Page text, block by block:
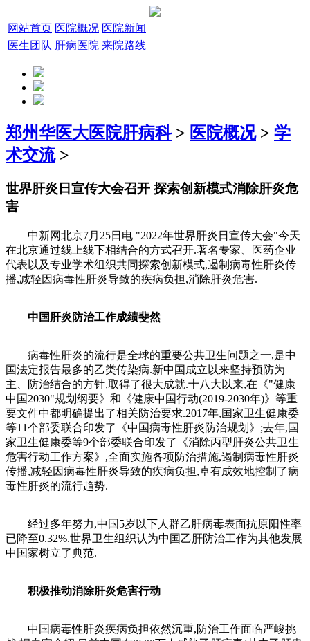
网站首页 医院概况 医院新闻
医生团队 肝病医院 来院路线
郑州华医大医院肝病科> 医院概况> 学
术交流>
世界肝炎日宣传大会召开 探索创新模式消除肝炎危
害
中新网北京7月25日电 "2022年世界肝炎日宣传大会"今天
在北京通过线上线下相结合的方式召开.著名专家、医药企业
代表以及专业学术组织共同探索创新模式,遏制病毒性肝炎传
播,减轻因病毒性肝炎导致的疾病负担,消除肝炎危害.
中国肝炎防治工作成绩斐然
病毒性肝炎的流行是全球的重要公共卫生问题之一,是中
国法定报告最多的乙类传染病.新中国成立以来坚持预防为
主、防治结合的方针,取得了很大成就.十八大以来,在《"健康
中国2030"规划纲要》和《健康中国行动(2019-2030年)》等重
要文件中都明确提出了相关防治要求.2017年,国家卫生健康委
等11个部委联合印发了《中国病毒性肝炎防治规划》;去年,国
家卫生健康委等9个部委联合印发了《消除丙型肝炎公共卫生
危害行动工作方案》,全面实施各项防治措施,遏制病毒性肝炎
传播,减轻因病毒性肝炎导致的疾病负担,卓有成效地控制了病
毒性肝炎的流行趋势.
经过多年努力,中国5岁以下人群乙肝病毒表面抗原阳性率
已降至0.32%.世界卫生组织认为中国乙肝防治工作为其他发展
中国家树立了典范.
积极推动消除肝炎危害行动
中国病毒性肝炎疾病负担依然沉重,防治工作面临严峻挑